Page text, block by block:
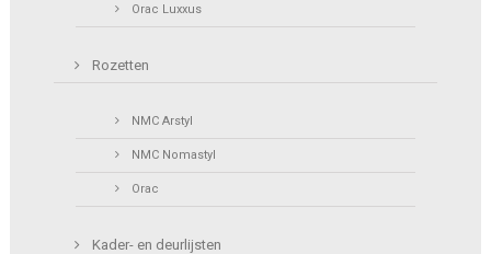
Orac Luxxus
Rozetten
NMC Arstyl
NMC Nomastyl
Orac
Kader- en deurlijsten